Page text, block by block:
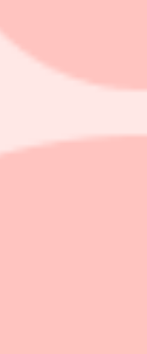
exponering med
fondkoncept som lockat många
bolag
dessa investeringar.